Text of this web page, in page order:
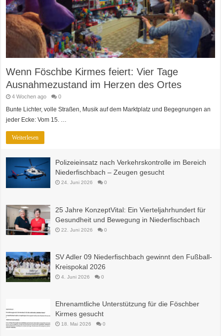
Wenn Föschbe Kirmes feiert: Vier Tage
Ausnahmezustand im Herzen des Ortes
4 Wochen ago 0
Bunte Lichter, volle Straßen, Musik auf dem Marktplatz und Begegnungen an
jeder Ecke: Vom 15. …
Weiterlesen
Polizeieinsatz nach Verkehrskontrolle im Bereich
Niederfischbach – Zeugen gesucht
24. Juni 2026 0
25 Jahre KonzeptVital: Ein Vierteljahrhundert für
Gesundheit und Bewegung in Niederfischbach
22. Juni 2026 0
SV Adler 09 Niederfischbach gewinnt den Fußball-
Kreispokal 2026
4. Juni 2026 0
Ehrenamtliche Unterstützung für die Föschber
Kirmes gesucht
18. Mai 2026 0